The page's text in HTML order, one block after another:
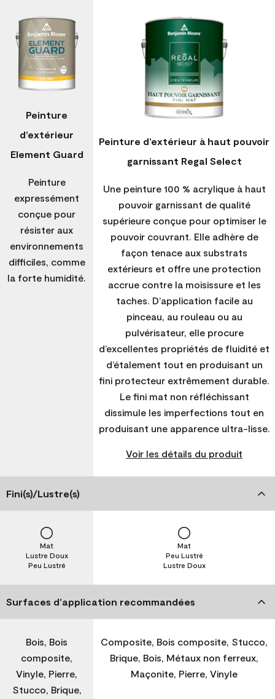
Peinture
d’extérieur
Element Guard
Peinture
expressément
conçue pour
résister aux
environnements
difficiles, comme
la forte humidité.
Peinture d’extérieur à haut pouvoir
garnissant Regal Select
Une peinture 100 % acrylique à haut
pouvoir garnissant de qualité
supérieure conçue pour optimiser le
pouvoir couvrant. Elle adhère de
façon tenace aux substrats
extérieurs et offre une protection
accrue contre la moisissure et les
taches. D’application facile au
pinceau, au rouleau ou au
pulvérisateur, elle procure
d’excellentes propriétés de fluidité et
d’étalement tout en produisant un
fini protecteur extrêmement durable.
Le fini mat non réfléchissant
dissimule les imperfections tout en
produisant une apparence ultra-lisse.
Voir les détails du produit
Fini(s)/Lustre(s)
Peu Lustré
Lustre Doux
Mat
Lustre Doux
Peu Lustré
Mat
Surfaces d’application recommandées
Bois, Bois
composite,
Vinyle, Pierre,
Stucco, Brique,
Composite, Bois composite, Stucco,
Brique, Bois, Métaux non ferreux,
Maçonite, Pierre, Vinyle